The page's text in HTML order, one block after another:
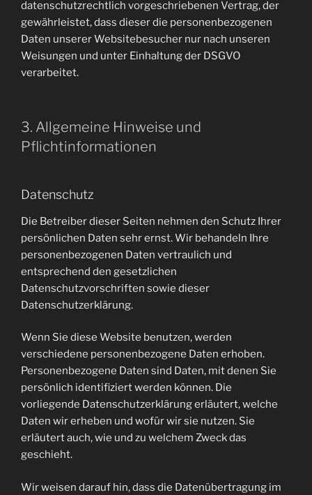
datenschutzrechtlich vorgeschriebenen Vertrag, der
gewährleistet, dass dieser die personenbezogenen
Daten unserer Websitebesucher nur nach unseren
Weisungen und unter Einhaltung der DSGVO
verarbeitet.
3. Allgemeine Hinweise und
Pflichtinformationen
Datenschutz
Die Betreiber dieser Seiten nehmen den Schutz Ihrer
persönlichen Daten sehr ernst. Wir behandeln Ihre
personenbezogenen Daten vertraulich und
entsprechend den gesetzlichen
Datenschutzvorschriften sowie dieser
Datenschutzerklärung.
Wenn Sie diese Website benutzen, werden
verschiedene personenbezogene Daten erhoben.
Personenbezogene Daten sind Daten, mit denen Sie
persönlich identifiziert werden können. Die
vorliegende Datenschutzerklärung erläutert, welche
Daten wir erheben und wofür wir sie nutzen. Sie
erläutert auch, wie und zu welchem Zweck das
geschieht.
Wir weisen darauf hin, dass die Datenübertragung im